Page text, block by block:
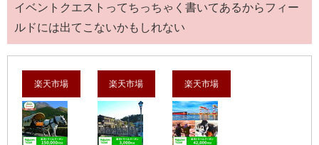
イベントクエストってちっちゃく書いてあるからフィー
ルドには出てこないかもしれない
楽天市場 楽天市場 楽天市場